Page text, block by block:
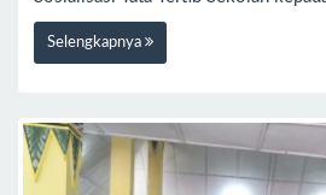
Selengkapnya